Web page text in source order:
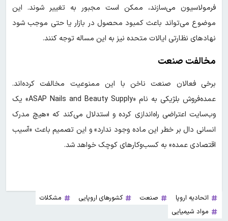
فرمولاسیون می‌سازند، ممکن است مجبور به تغییر شوند. این
موضوع می‌تواند باعث کمبود محصول در بازار یا حتی موجب شود
نهادهای نظارتی ایالات متحده نیز به این مساله توجه کنند.
مخالفت صنعت
برخی فعالان صنعت ناخن با این ممنوعیت مخالفت کرده‌اند.
عمده‌فروش بلژیکی به نام «ASAP Nails and Beauty Supply» یک
وب‌سایت اعتراضی راه‌اندازی کرده و استدلال می‌کند که «هیچ مدرک
انسانی دال بر خطر این ماده وجود ندارد» و این تصمیم باعث «آسیب
اقتصادی عمده» به کسب‌وکارهای کوچک خواهد شد.
اتحادیه اروپا صنعت کشورهای اروپایی
مشکلات
مواد شیمیایی